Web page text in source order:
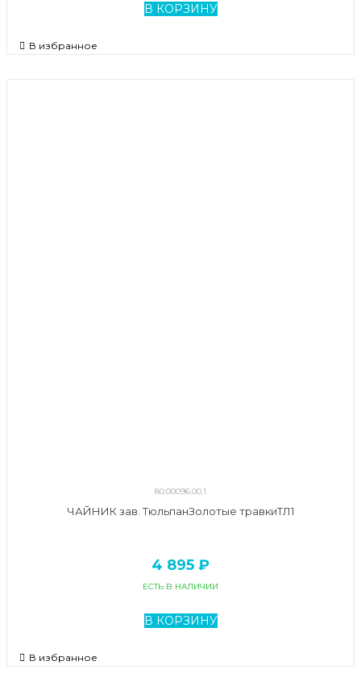
В КОРЗИНУ
В избранное
80.00096.00.1
ЧАЙНИК зав. ТюльпанЗолотые травкиТЛ1
4 895 ₽
ЕСТЬ В НАЛИЧИИ
В КОРЗИНУ
В избранное